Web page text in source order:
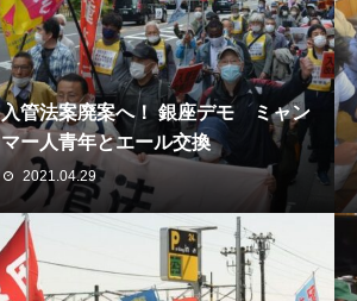
入管法案廃案へ！ 銀座デモ ミャン
マー人青年とエール交換
2021.04.29